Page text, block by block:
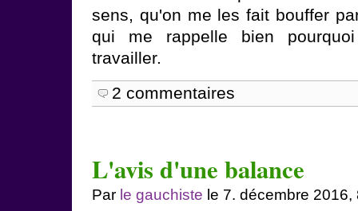
sens, qu'on me les fait bouffer
qui me rappelle bien
travailler.
2 commentaires
L'avis d'une balance
Par le gauchiste le 7. décembre 2016,